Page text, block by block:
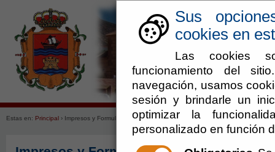
Sus
cookies en
Las cookies
funcionamiento del
navegación, usamos
sesión y brindarle un
optimizar la
personalizado en función
Ayuntamiento
Estas en: Principal › Impresos y Formularios